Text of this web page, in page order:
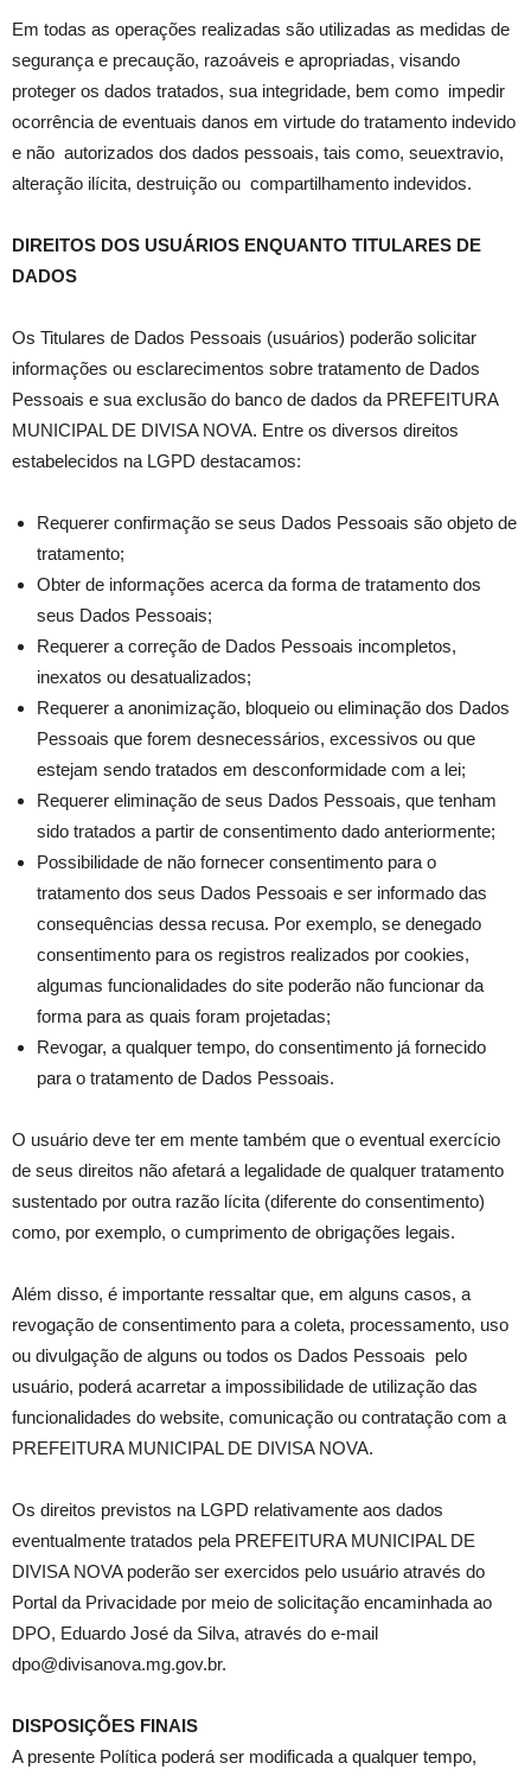
Em todas as operações realizadas são utilizadas as medidas de
segurança e precaução, razoáveis e apropriadas, visando
proteger os dados tratados, sua integridade, bem como impedir
ocorrência de eventuais danos em virtude do tratamento indevido
e não autorizados dos dados pessoais, tais como, seuextravio,
alteração ilícita, destruição ou compartilhamento indevidos.
DIREITOS DOS USUÁRIOS ENQUANTO TITULARES DE
DADOS
Os Titulares de Dados Pessoais (usuários) poderão solicitar
informações ou esclarecimentos sobre tratamento de Dados
Pessoais e sua exclusão do banco de dados da PREFEITURA
MUNICIPAL DE DIVISA NOVA. Entre os diversos direitos
estabelecidos na LGPD destacamos:
Requerer confirmação se seus Dados Pessoais são objeto de
tratamento;
Obter de informações acerca da forma de tratamento dos
seus Dados Pessoais;
Requerer a correção de Dados Pessoais incompletos,
inexatos ou desatualizados;
Requerer a anonimização, bloqueio ou eliminação dos Dados
Pessoais que forem desnecessários, excessivos ou que
estejam sendo tratados em desconformidade com a lei;
Requerer eliminação de seus Dados Pessoais, que tenham
sido tratados a partir de consentimento dado anteriormente;
Possibilidade de não fornecer consentimento para o
tratamento dos seus Dados Pessoais e ser informado das
consequências dessa recusa. Por exemplo, se denegado
consentimento para os registros realizados por cookies,
algumas funcionalidades do site poderão não funcionar da
forma para as quais foram projetadas;
Revogar, a qualquer tempo, do consentimento já fornecido
para o tratamento de Dados Pessoais.
O usuário deve ter em mente também que o eventual exercício
de seus direitos não afetará a legalidade de qualquer tratamento
sustentado por outra razão lícita (diferente do consentimento)
como, por exemplo, o cumprimento de obrigações legais.
Além disso, é importante ressaltar que, em alguns casos, a
revogação de consentimento para a coleta, processamento, uso
ou divulgação de alguns ou todos os Dados Pessoais pelo
usuário, poderá acarretar a impossibilidade de utilização das
funcionalidades do website, comunicação ou contratação com a
PREFEITURA MUNICIPAL DE DIVISA NOVA.
Os direitos previstos na LGPD relativamente aos dados
eventualmente tratados pela PREFEITURA MUNICIPAL DE
DIVISA NOVA poderão ser exercidos pelo usuário através do
Portal da Privacidade por meio de solicitação encaminhada ao
DPO, Eduardo José da Silva, através do e-mail
dpo@divisanova.mg.gov.br.
DISPOSIÇÕES FINAIS
A presente Política poderá ser modificada a qualquer tempo,